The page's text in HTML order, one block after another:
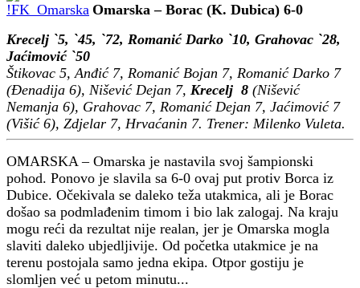
Omarska – Borac (K. Dubica) 6-0
Krecelj `5, `45, `72, Romanić Darko `10, Grahovac `28,
Jaćimović `50
Štikovac 5, Anđić 7, Romanić Bojan 7, Romanić Darko 7
(Đenadija 6), Nišević Dejan 7, Krecelj 8 (Nišević
Nemanja 6), Grahovac 7, Romanić Dejan 7, Jaćimović 7
(Višić 6), Zdjelar 7, Hrvaćanin 7. Trener: Milenko Vuleta.
OMARSKA – Omarska je nastavila svoj šampionski
pohod. Ponovo je slavila sa 6-0 ovaj put protiv Borca iz
Dubice. Očekivala se daleko teža utakmica, ali je Borac
došao sa podmlađenim timom i bio lak zalogaj. Na kraju
mogu reći da rezultat nije realan, jer je Omarska mogla
slaviti daleko ubjedljivije. Od početka utakmice je na
terenu postojala samo jedna ekipa. Otpor gostiju je
slomljen već u petom minutu...